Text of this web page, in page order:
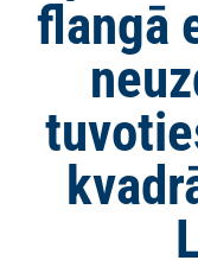
flangā